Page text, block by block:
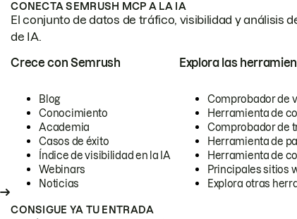
CONECTA SEMRUSH MCP A LA IA
El conjunto de datos de tráfico, visibilidad y análisis
de IA.
Crece con Semrush
Blog
Conocimiento
Academia
Casos de éxito
Índice de visibilidad en la IA
Webinars
Noticias
Explora las
Comprobador de
Herramienta de
Comprobador de
Herramienta de
Herramienta de
Principales sitios
Explora otras
CONSIGUE YA TU ENTRADA